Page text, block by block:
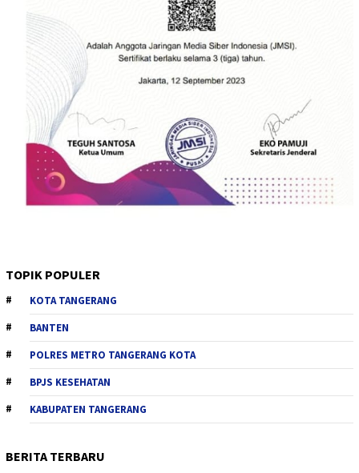
TOPIK POPULER
KOTA TANGERANG
BANTEN
POLRES METRO TANGERANG KOTA
BPJS KESEHATAN
KABUPATEN TANGERANG
BERITA TERBARU